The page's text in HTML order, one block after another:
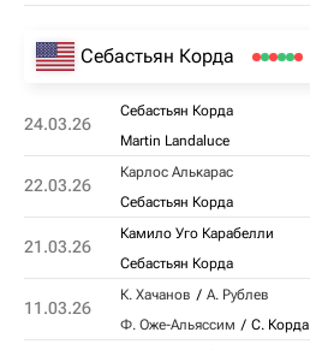
Себастьян Корда
24.03.26
Себастьян Корда
Martin Landaluce
22.03.26
Карлос Алькарас
Себастьян Корда
21.03.26
Камило Уго Карабелли
Себастьян Корда
11.03.26
К. Хачанов А. Рублев
Ф. Оже-Альяссим С. Корда